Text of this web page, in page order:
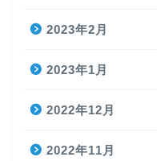
2023年2月
2023年1月
2022年12月
2022年11月